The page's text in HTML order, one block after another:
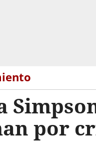
por